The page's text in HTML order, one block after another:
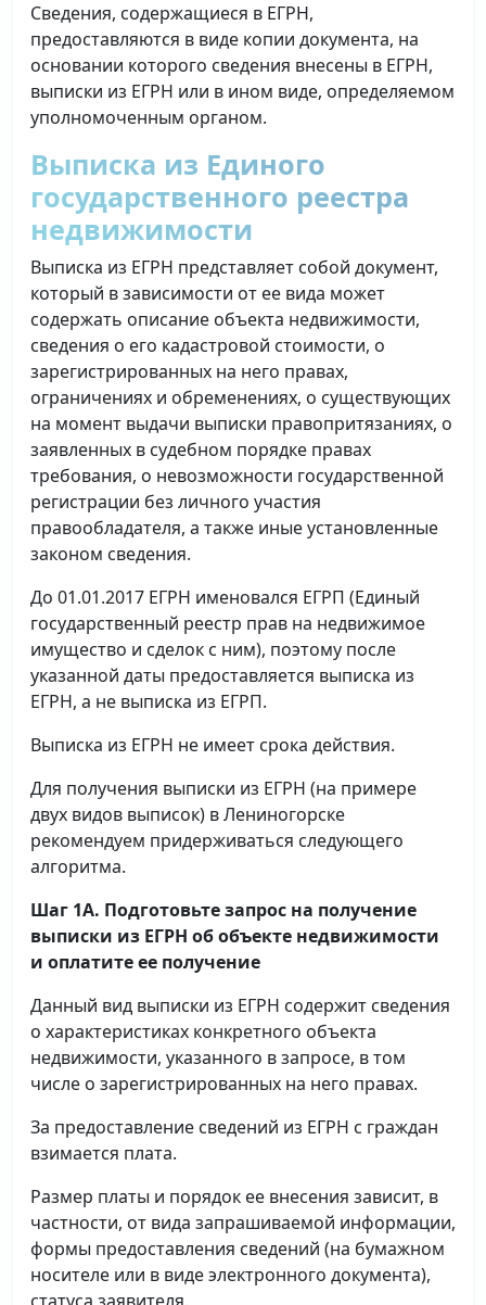
Сведения, содержащиеся в ЕГРН,
предоставляются в виде копии документа, на
основании которого сведения внесены в ЕГРН,
выписки из ЕГРН или в ином виде, определяемом
уполномоченным органом.
Выписка из Единого
государственного реестра
недвижимости
Выписка из ЕГРН представляет собой документ,
который в зависимости от ее вида может
содержать описание объекта недвижимости,
сведения о его кадастровой стоимости, о
зарегистрированных на него правах,
ограничениях и обременениях, о существующих
на момент выдачи выписки правопритязаниях, о
заявленных в судебном порядке правах
требования, о невозможности государственной
регистрации без личного участия
правообладателя, а также иные установленные
законом сведения.
До 01.01.2017 ЕГРН именовался ЕГРП (Единый
государственный реестр прав на недвижимое
имущество и сделок с ним), поэтому после
указанной даты предоставляется выписка из
ЕГРН, а не выписка из ЕГРП.
Выписка из ЕГРН не имеет срока действия.
Для получения выписки из ЕГРН (на примере
двух видов выписок) в Лениногорске
рекомендуем придерживаться следующего
алгоритма.
Шаг 1А. Подготовьте запрос на получение
выписки из ЕГРН об объекте недвижимости
и оплатите ее получение
Данный вид выписки из ЕГРН содержит сведения
о характеристиках конкретного объекта
недвижимости, указанного в запросе, в том
числе о зарегистрированных на него правах.
За предоставление сведений из ЕГРН с граждан
взимается плата.
Размер платы и порядок ее внесения зависит, в
частности, от вида запрашиваемой информации,
формы предоставления сведений (на бумажном
носителе или в виде электронного документа),